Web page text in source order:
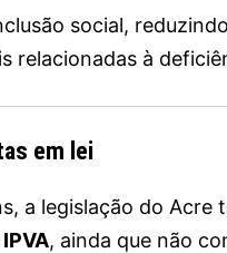
social,
relacionadas à
em lei
a legislação do Acre
, ainda que não